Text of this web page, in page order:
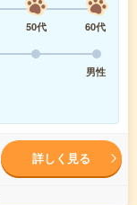
50代
60代
男性
詳しく見る